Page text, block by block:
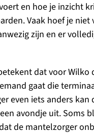
en hoe je inzicht
Vaak hoef je niet
zijn en er
dat voor Wilko
gaat die
even iets anders kan
avondje uit. Soms
de mantelzorger